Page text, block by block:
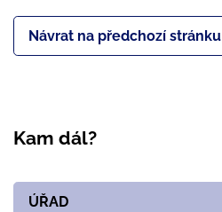
Návrat na předchozí stránku
Kam dál?
ÚŘAD